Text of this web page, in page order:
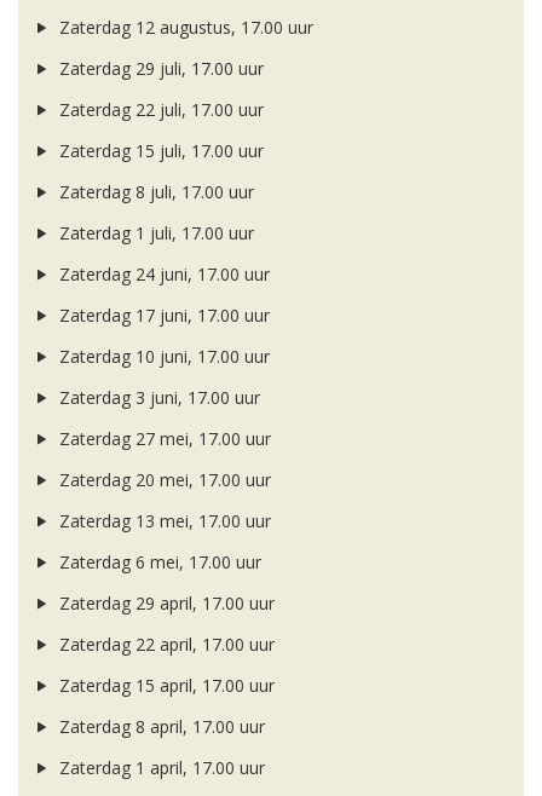
Zaterdag 12 augustus, 17.00 uur
Zaterdag 29 juli, 17.00 uur
Zaterdag 22 juli, 17.00 uur
Zaterdag 15 juli, 17.00 uur
Zaterdag 8 juli, 17.00 uur
Zaterdag 1 juli, 17.00 uur
Zaterdag 24 juni, 17.00 uur
Zaterdag 17 juni, 17.00 uur
Zaterdag 10 juni, 17.00 uur
Zaterdag 3 juni, 17.00 uur
Zaterdag 27 mei, 17.00 uur
Zaterdag 20 mei, 17.00 uur
Zaterdag 13 mei, 17.00 uur
Zaterdag 6 mei, 17.00 uur
Zaterdag 29 april, 17.00 uur
Zaterdag 22 april, 17.00 uur
Zaterdag 15 april, 17.00 uur
Zaterdag 8 april, 17.00 uur
Zaterdag 1 april, 17.00 uur